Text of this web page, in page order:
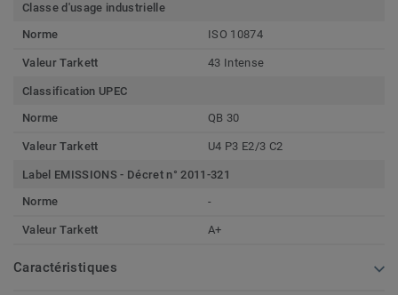
Classe d'usage industrielle
Norme
ISO 10874
Valeur Tarkett 43 Intense
Classification UPEC
Norme
QB 30
Valeur Tarkett U4 P3 E2/3 C2
Label EMISSIONS - Décret n° 2011-321
Norme
-
Valeur Tarkett A+
Caractéristiques